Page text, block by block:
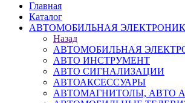
Главная
Каталог
АВТОМОБИЛЬНАЯ
Назад
АВТОМОБИЛЬНАЯ
АВТО ИНСТРУМЕНТ
АВТО СИГНАЛИЗАЦИИ
АВТОАКСЕССУАРЫ
АВТОМАГНИТОЛЫ, АВТО